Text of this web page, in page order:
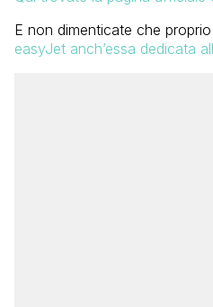
E non dimenticate che
easyJet anch’essa dedicata